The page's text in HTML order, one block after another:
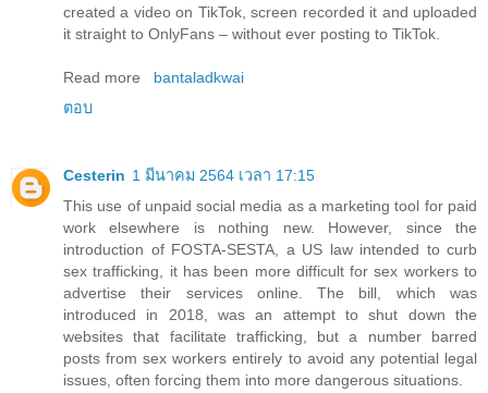
created a video on TikTok, screen recorded it and uploaded
it straight to OnlyFans – without ever posting to TikTok.
Read more bantaladkwai
ตอบ
Cesterin 1 มีนาคม 2564 เวลา 17:15
This use of unpaid social media as a marketing tool for paid
work elsewhere is nothing new. However, since the
introduction of FOSTA-SESTA, a US law intended to curb
sex trafficking, it has been more difficult for sex workers to
advertise their services online. The bill, which was
introduced in 2018, was an attempt to shut down the
websites that facilitate trafficking, but a number barred
posts from sex workers entirely to avoid any potential legal
issues, often forcing them into more dangerous situations.